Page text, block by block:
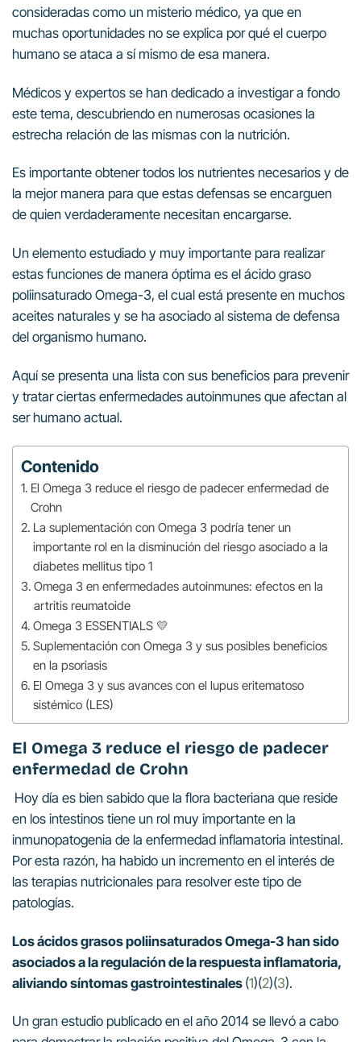
consideradas como un misterio médico, ya que en
muchas oportunidades no se explica por qué el cuerpo
humano se ataca a sí mismo de esa manera.
Médicos y expertos se han dedicado a investigar a fondo
este tema, descubriendo en numerosas ocasiones la
estrecha relación de las mismas con la nutrición.
Es importante obtener todos los nutrientes necesarios y de
la mejor manera para que estas defensas se encarguen
de quien verdaderamente necesitan encargarse.
Un elemento estudiado y muy importante para realizar
estas funciones de manera óptima es el ácido graso
poliinsaturado Omega-3, el cual está presente en muchos
aceites naturales y se ha asociado al sistema de defensa
del organismo humano.
Aquí se presenta una lista con sus beneficios para prevenir
y tratar ciertas enfermedades autoinmunes que afectan al
ser humano actual.
Contenido
El Omega 3 reduce el riesgo de padecer enfermedad de
Crohn
La suplementación con Omega 3 podría tener un
importante rol en la disminución del riesgo asociado a la
diabetes mellitus tipo 1
Omega 3 en enfermedades autoinmunes: efectos en la
artritis reumatoide
Omega 3 ESSENTIALS 💛
Suplementación con Omega 3 y sus posibles beneficios
en la psoriasis
El Omega 3 y sus avances con el lupus eritematoso
sistémico (LES)
El Omega 3 reduce el riesgo de padecer
enfermedad de Crohn
Hoy día es bien sabido que la flora bacteriana que reside
en los intestinos tiene un rol muy importante en la
inmunopatogenia de la enfermedad inflamatoria intestinal.
Por esta razón, ha habido un incremento en el interés de
las terapias nutricionales para resolver este tipo de
patologías.
Los ácidos grasos poliinsaturados Omega-3 han sido
asociados a la regulación de la respuesta inflamatoria,
aliviando síntomas gastrointestinales (1)(2)(3).
Un gran estudio publicado en el año 2014 se llevó a cabo